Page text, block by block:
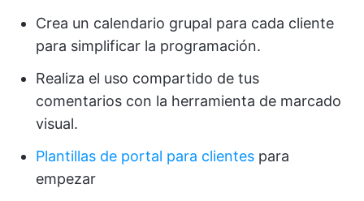
Crea un calendario grupal para cada cliente
para simplificar la programación.
Realiza el uso compartido de tus
comentarios con la herramienta de marcado
visual.
Plantillas de portal para clientes para
empezar